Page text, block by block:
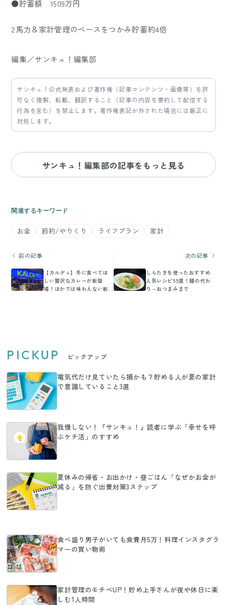
●貯蓄額 1509万円
2馬力＆家計管理のペースをつかみ貯蓄約4倍
編集／サンキュ！編集部
サンキュ！公式発表および著作権（記事コンテンツ・画像等）を許
可なく複製、転載、翻訳すること（記事の内容を要約して配信する
行為を含む）を禁止します。著作権表記が外された場合には厳正に
対処します。
サンキュ！編集部の記事をもっと見る
関連するキーワード
お金 節約/やりくり ライフプラン 家計
前の記事
【カルディ】冬に食べてほ
しい贅沢なカレーが新登
場！ほかでは味わえない新
次の記事
しらたきを使ったおすすめ
人気レシピ55選！麺の代わ
り～おつまみまで
PICKUP ピックアップ
電気代だけ見ていたら損かも？貯める人が夏の家計
で意識していること3選
我慢しない！『サンキュ！』読者に学ぶ「幸せを呼
ぶケチ活」のすすめ
夏休みの帰省・お出かけ・昼ごはん「なぜかお金が
減る」を防ぐ出費対策3ステップ
食べ盛り男子がいても食費月5万！料理インスタグラ
マーの買い物術
家計管理のモチベUP！貯め上手さんが夜や休日に楽
しむ1人時間